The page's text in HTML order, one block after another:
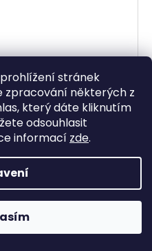
stránek
zpracování některých z
který dáte kliknutím
odsouhlasit
informací zde.
pneumatik 400 ml
DPH